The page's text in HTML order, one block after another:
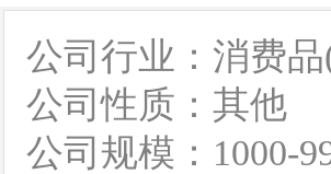
公司行业：消费
公司性质：其他
公司规模：1000-